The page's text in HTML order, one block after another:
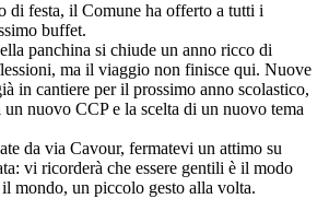
di festa, il Comune ha offerto a tutti i
buffet.
panchina si chiude un anno ricco di
ma il viaggio non finisce qui. Nuove
in cantiere per il prossimo anno scolastico,
nuovo CCP e la scelta di un nuovo tema
da via Cavour, fermatevi un attimo su
vi ricorderà che essere gentili è il modo
mondo, un piccolo gesto alla volta.